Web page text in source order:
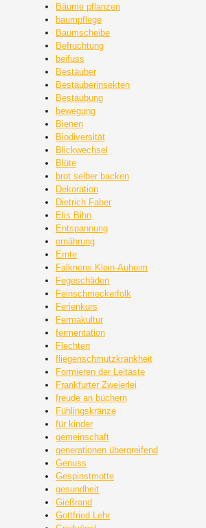
Bäume pflanzen
baumpflege
Baumscheibe
Befruchtung
beifuss
Bestäuber
Bestäuberinsekten
Bestäubung
bewegung
Bienen
Biodiversität
Blickwechsel
Blüte
brot selber backen
Dekoration
Dietrich Faber
Elis Bihn
Entspannung
ernährung
Ernte
Falknerei Klein-Auheim
Fegeschäden
Feinschmeckerfolk
Ferienkurs
Fermakultur
fermentation
Flechten
fliegenschmutzkrankheit
Formieren der Leitäste
Frankfurter Zweierlei
freude an büchern
Fühlingskränze
für kinder
gemeinschaft
generationen übergreifend
Genuss
Gespinstmotte
gesundheit
Gießrand
Gottfried Lehr